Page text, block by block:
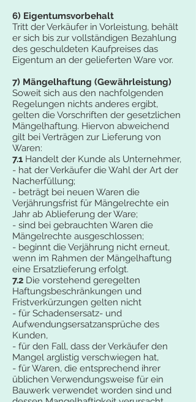
6) Eigentumsvorbehalt
Tritt der Verkäufer in Vorleistung, behält
er sich bis zur vollständigen Bezahlung
des geschuldeten Kaufpreises das
Eigentum an der gelieferten Ware vor.
7) Mängelhaftung (Gewährleistung)
Soweit sich aus den nachfolgenden
Regelungen nichts anderes ergibt,
gelten die Vorschriften der gesetzlichen
Mängelhaftung. Hiervon abweichend
gilt bei Verträgen zur Lieferung von
Waren:
7.1 Handelt der Kunde als Unternehmer,
- hat der Verkäufer die Wahl der Art der
Nacherfüllung;
- beträgt bei neuen Waren die
Verjährungsfrist für Mängelrechte ein
Jahr ab Ablieferung der Ware;
- sind bei gebrauchten Waren die
Mängelrechte ausgeschlossen;
- beginnt die Verjährung nicht erneut,
wenn im Rahmen der Mängelhaftung
eine Ersatzlieferung erfolgt.
7.2 Die vorstehend geregelten
Haftungsbeschränkungen und
Fristverkürzungen gelten nicht
- für Schadensersatz- und
Aufwendungsersatzansprüche des
Kunden,
- für den Fall, dass der Verkäufer den
Mangel arglistig verschwiegen hat,
- für Waren, die entsprechend ihrer
üblichen Verwendungsweise für ein
Bauwerk verwendet worden sind und